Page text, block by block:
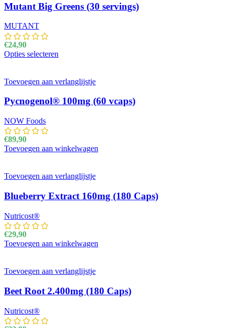
Mutant Big Greens (30 servings)
MUTANT
€24,90
Opties selecteren
Toevoegen aan verlanglijstje
Pycnogenol® 100mg (60 vcaps)
NOW Foods
€89,90
Toevoegen aan winkelwagen
Toevoegen aan verlanglijstje
Blueberry Extract 160mg (180 Caps)
Nutricost®
€29,90
Toevoegen aan winkelwagen
Toevoegen aan verlanglijstje
Beet Root 2.400mg (180 Caps)
Nutricost®